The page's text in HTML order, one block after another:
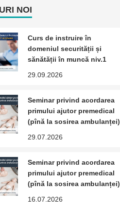
NOI
Curs de instruire în
domeniul securității și
sănătății în muncă niv.1
29.09.2026
Seminar privind acordarea
primului ajutor premedical
(pînă la sosirea ambulanței)
29.07.2026
Seminar privind acordarea
primului ajutor premedical
(pînă la sosirea ambulanței)
16.07.2026